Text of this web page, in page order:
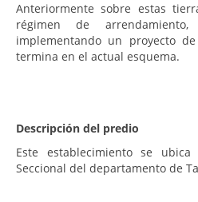
Anteriormente sobre estas
régimen de
implementando un proyecto
termina en el actual esquema.
Descripción del predio
Este establecimiento se
Seccional del departamento de